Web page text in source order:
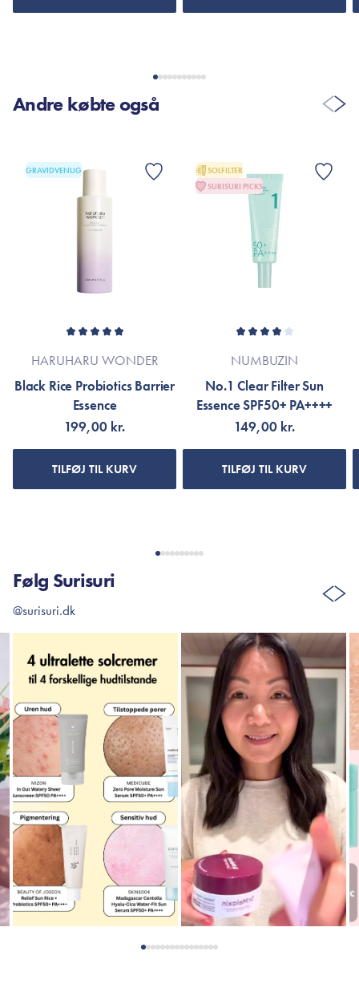
Andre købte også
GRAVIDVENLIG
HARUHARU WONDER
Black Rice Probiotics Barrier
Essence
199,00 kr.
TILFØJ TIL KURV
SOLFILTER
SURISURI PICKS
NUMBUZIN
No.1 Clear Filter Sun
Essence SPF50+ PA++++
149,00 kr.
TILFØJ TIL KURV
Følg Surisuri
@surisuri.dk